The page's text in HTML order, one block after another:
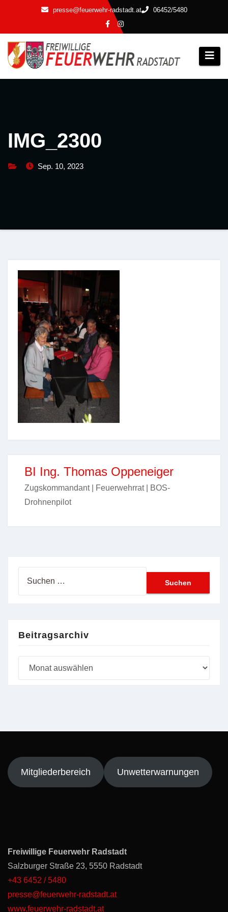
springen
presse@feuerwehr-radstadt.at 06452/5480
IMG_2300
Sep. 10, 2023
BI Ing. Thomas Oppeneiger
Zugskommandant | Feuerwehrrat | BOS-
Drohnenpilot
Beitragsarchiv
Mitgliederbereich Unwetterwarnungen
Freiwillige Feuerwehr Radstadt
Salzburger Straße 23, 5550 Radstadt
+43 6452 / 5480
presse@feuerwehr-radstadt.at
www.feuerwehr-radstadt.at